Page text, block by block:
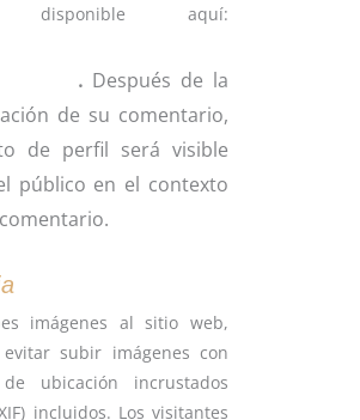
disponible aquí:
. Después de la
de su comentario,
de perfil será visible
público en el contexto
imágenes al sitio web,
subir imágenes con
ubicación incrustados
incluidos. Los visitantes